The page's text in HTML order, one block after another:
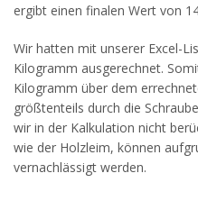
ergibt einen finalen Wert von
Wir hatten mit unserer Excel-
Kilogramm ausgerechnet.
Kilogramm über dem
größtenteils durch die
wir in der Kalkulation nicht
wie der Holzleim, können
vernachlässigt werden.